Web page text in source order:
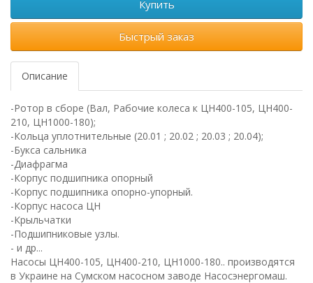
Купить
Быстрый заказ
Описание
-Ротор в сборе (Вал, Рабочие колеса к ЦН400-105, ЦН400-
210, ЦН1000-180);
-Кольца уплотнительные (20.01 ; 20.02 ; 20.03 ; 20.04);
-Букса сальника
-Диафрагма
-Корпус подшипника опорный
-Корпус подшипника опорно-упорный.
-Корпус насоса ЦН
-Крыльчатки
-Подшипниковые узлы.
- и др...
Насосы ЦН400-105, ЦН400-210, ЦН1000-180.. производятся
в Украине на Сумском насосном заводе Насосэнергомаш.